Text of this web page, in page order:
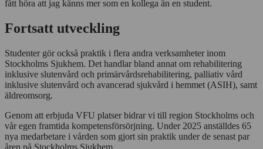
fått höra att jag känns mer som en kollega än en student.
Fortsatt utveckling
Studenter gör också praktik i flera andra verksamheter inom
Stockholms Sjukhem. Det handlar bland annat om rehabilitering
inklusive slutenvård och primärvårdsrehabilitering, palliativ vård
inklusive slutenvård och avancerad sjukvård i hemmet (ASIH), samt
äldreomsorg.
Genom att erbjuda VFU platser bidrar vi till region Stockholms och
vår egen framtida kompetensförsörjning. Under 2025 anställdes 65
nya medarbetare i vården som gjort sin praktik under de senast par
åren på Stockholms Sjukhem